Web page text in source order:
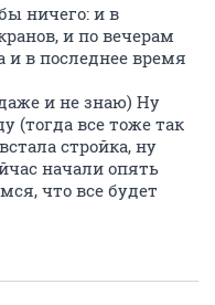
ничего: и в
и по вечерам
и в последнее время
и не знаю) Ну
(тогда все тоже так
стройка, ну
начали опять
что все будет